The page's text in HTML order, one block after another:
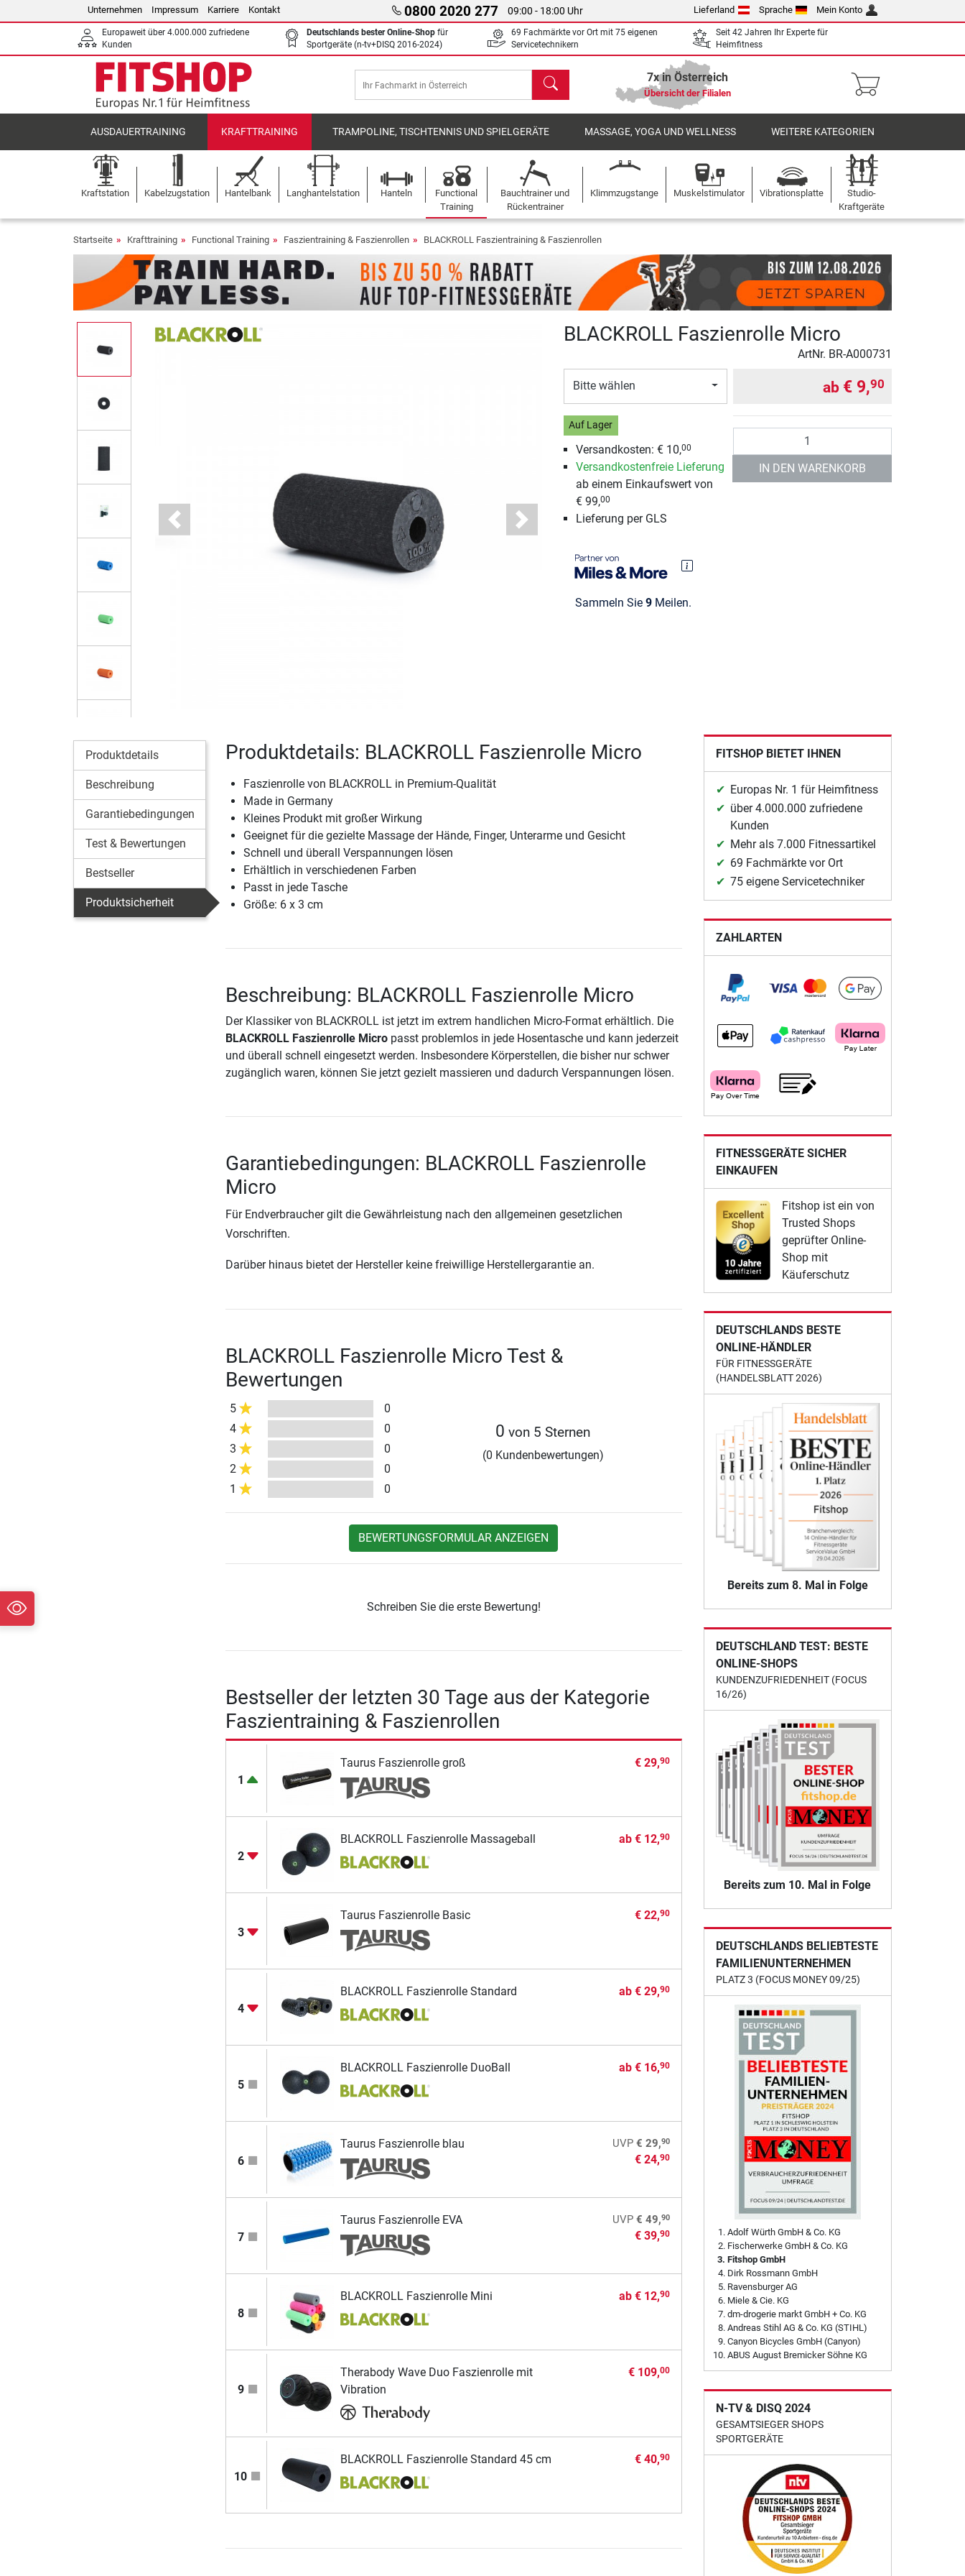
Unternehmen Impressum Karriere Kontakt 0800 2020 277 09:00 - 18:00 Uhr Lieferland Sprache Mein Konto
Europaweit über 4.000.000 zufriedene
Kunden
Deutschlands bester Online-Shop für
Sportgeräte (n-tv+DISQ 2016-2024)
69 Fachmärkte vor Ort mit 75 eigenen
Servicetechnikern
Seit 42 Jahren Ihr Experte für
Heimfitness
Suchen 7x in Österreich
Übersicht der Filialen
AUSDAUERTRAINING KRAFTTRAINING TRAMPOLINE, TISCHTENNIS UND SPIELGERÄTE MASSAGE, YOGA UND WELLNESS WEITERE KATEGORIEN
Kraftstation Kabelzugstation Hantelbank Langhantelstation Hanteln
Functional
Training
Bauchtrainer und
Rückentrainer
Klimmzugstange Muskelstimulator Vibrationsplatte
Studio-
Kraftgeräte
Startseite Krafttraining Functional Training Faszientraining & Faszienrollen BLACKROLL Faszientraining & Faszienrollen
Previous Next
BLACKROLL Faszienrolle Micro
ArtNr. BR-A000731
Bitte wählen
Auf Lager
Versandkosten: € 10,00
Versandkostenfreie Lieferung
ab einem Einkaufswert von
€ 99,00
Lieferung per GLS
Sammeln Sie 9Meilen.
ab € 9,90
IN DEN WARENKORB
Produktdetails
Beschreibung
Garantiebedingungen
Test & Bewertungen
Bestseller
Produktsicherheit
Produktdetails: BLACKROLL Faszienrolle Micro
Faszienrolle von BLACKROLL in Premium-Qualität
Made in Germany
Kleines Produkt mit großer Wirkung
Geeignet für die gezielte Massage der Hände, Finger, Unterarme und Gesicht
Schnell und überall Verspannungen lösen
Erhältlich in verschiedenen Farben
Passt in jede Tasche
Größe: 6 x 3 cm
Beschreibung: BLACKROLL Faszienrolle Micro
Der Klassiker von BLACKROLL ist jetzt im extrem handlichen Micro-Format erhältlich. Die
BLACKROLL Faszienrolle Micropasst problemlos in jede Hosentasche und kann jederzeit
und überall schnell eingesetzt werden. Insbesondere Körperstellen, die bisher nur schwer
zugänglich waren, können Sie jetzt gezielt massieren und dadurch Verspannungen lösen.
Garantiebedingungen: BLACKROLL Faszienrolle
Micro
Für Endverbraucher gilt die Gewährleistung nach den allgemeinen gesetzlichen
Vorschriften.
Darüber hinaus bietet der Hersteller keine freiwillige Herstellergarantie an.
BLACKROLL Faszienrolle Micro Test &
Bewertungen
5
0
4
0
3
0
2
0
1
0
0 von 5 Sternen
(0 Kundenbewertungen)
BEWERTUNGSFORMULAR ANZEIGEN
Schreiben Sie die erste Bewertung!
Bestseller der letzten 30 Tage aus der Kategorie
Faszientraining & Faszienrollen
1
Taurus Faszienrolle groß € 29,90
2
BLACKROLL Faszienrolle Massageball ab€ 12,90
3
Taurus Faszienrolle Basic € 22,90
4
BLACKROLL Faszienrolle Standard ab€ 29,90
5
BLACKROLL Faszienrolle DuoBall ab€ 16,90
6
Taurus Faszienrolle blau UVP € 29,90
€ 24,90
7
Taurus Faszienrolle EVA UVP € 49,90
€ 39,90
8
BLACKROLL Faszienrolle Mini ab€ 12,90
9
Therabody Wave Duo Faszienrolle mit
Vibration
€ 109,00
10
BLACKROLL Faszienrolle Standard 45 cm € 40,90
FITSHOP BIETET IHNEN
Europas Nr. 1 für Heimfitness
über 4.000.000 zufriedene
Kunden
Mehr als 7.000 Fitnessartikel
69 Fachmärkte vor Ort
75 eigene Servicetechniker
ZAHLARTEN
FITNESSGERÄTE SICHER
EINKAUFEN
Fitshop ist ein von
Trusted Shops
geprüfter Online-
Shop mit
Käuferschutz
DEUTSCHLANDS BESTE
ONLINE-HÄNDLER
FÜR FITNESSGERÄTE
(HANDELSBLATT 2026)
Bereits zum 8. Mal in Folge
DEUTSCHLAND TEST: BESTE
ONLINE-SHOPS
KUNDENZUFRIEDENHEIT (FOCUS
16/26)
Bereits zum 10. Mal in Folge
DEUTSCHLANDS BELIEBTESTE
FAMILIENUNTERNEHMEN
PLATZ 3 (FOCUS MONEY 09/25)
Adolf Würth GmbH & Co. KG
Fischerwerke GmbH & Co. KG
Fitshop GmbH
Dirk Rossmann GmbH
Ravensburger AG
Miele & Cie. KG
dm-drogerie markt GmbH + Co. KG
Andreas Stihl AG & Co. KG (STIHL)
Canyon Bicycles GmbH (Canyon)
ABUS August Bremicker Söhne KG
N-TV & DISQ 2024
GESAMTSIEGER SHOPS
SPORTGERÄTE